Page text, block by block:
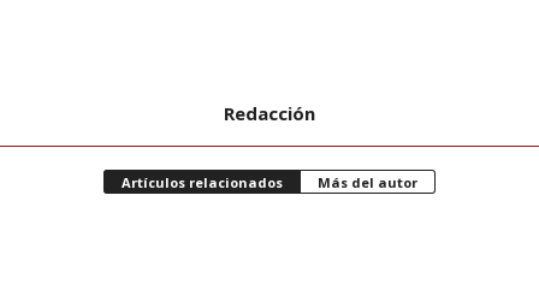
Redacción
Artículos relacionados Más del autor